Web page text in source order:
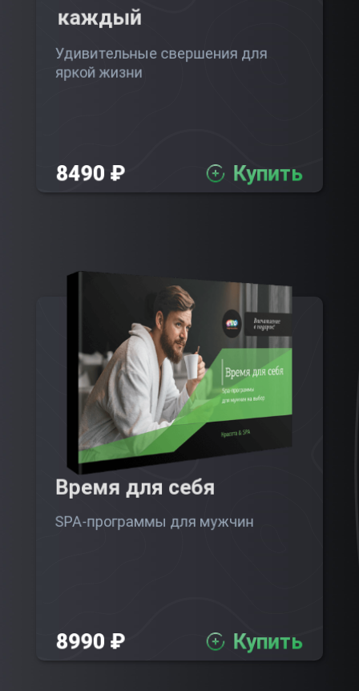
каждый
Удивительные свершения для
яркой жизни
8490 ₽ Купить
Время для себя
SPA-программы для мужчин
8990 ₽ Купить